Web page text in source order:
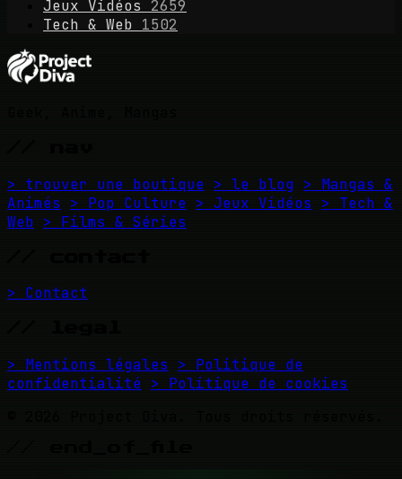
Jeux Vidéos
2659
Tech & Web 1502
> trouver une boutique > le blog > Mangas &
Animés
> Pop Culture > Jeux Vidéos
> Tech &
Web > Films & Séries
> Contact
> Mentions légales
> Politique de
confidentialité > Politique de cookies